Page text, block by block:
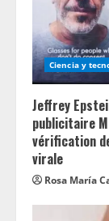
Ciencia y
Jeffrey
publicitaire
vérification
virale
Rosa María